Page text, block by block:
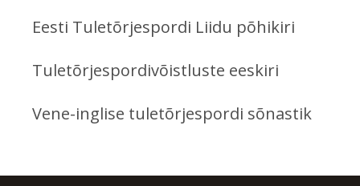
Eesti Tuletõrjespordi Liidu põhikiri
Tuletõrjespordivõistluste eeskiri
Vene-inglise tuletõrjespordi sõnastik